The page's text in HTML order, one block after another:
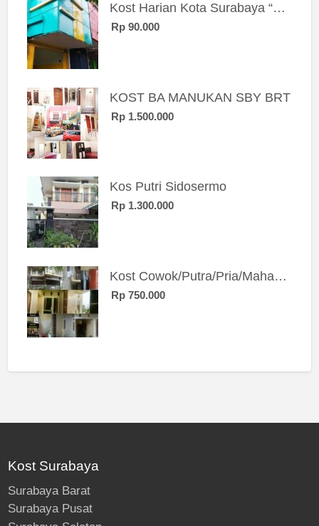
Kost Harian Kota Surabaya “Sierra Kost”
Rp 90.000
KOST BA MANUKAN SBY BRT
Rp 1.500.000
Kos Putri Sidosermo
Rp 1.300.000
Kost Cowok/Putra/Pria/Mahasiswa/Karyawan SIngle eksklusif bangunan baru
Rp 750.000
Kost Surabaya
Surabaya Barat
Surabaya Pusat